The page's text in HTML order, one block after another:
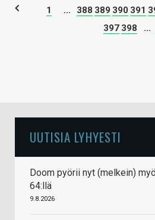
1 ... 388 389 390 391
397 398 ...
UUTISIA LYHYESTI
Doom pyörii nyt (melkein)
64:llä
9.8.2026